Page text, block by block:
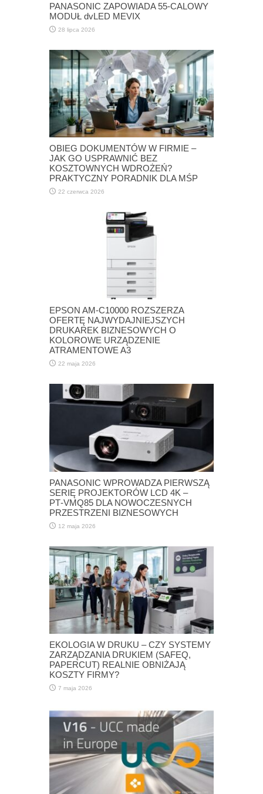
PANASONIC ZAPOWIADA 55-CALOWY
MODUŁ dvLED MEVIX
28 lipca 2026
OBIEG DOKUMENTÓW W FIRMIE –
JAK GO USPRAWNIĆ BEZ
KOSZTOWNYCH WDROŻEŃ?
PRAKTYCZNY PORADNIK DLA MŚP
22 czerwca 2026
EPSON AM-C10000 ROZSZERZA
OFERTĘ NAJWYDAJNIEJSZYCH
DRUKAREK BIZNESOWYCH O
KOLOROWE URZĄDZENIE
ATRAMENTOWE A3
22 maja 2026
PANASONIC WPROWADZA PIERWSZĄ
SERIĘ PROJEKTORÓW LCD 4K –
PT‑VMQ85 DLA NOWOCZESNYCH
PRZESTRZENI BIZNESOWYCH
12 maja 2026
EKOLOGIA W DRUKU – CZY SYSTEMY
ZARZĄDZANIA DRUKIEM (SAFEQ,
PAPERCUT) REALNIE OBNIŻAJĄ
KOSZTY FIRMY?
7 maja 2026